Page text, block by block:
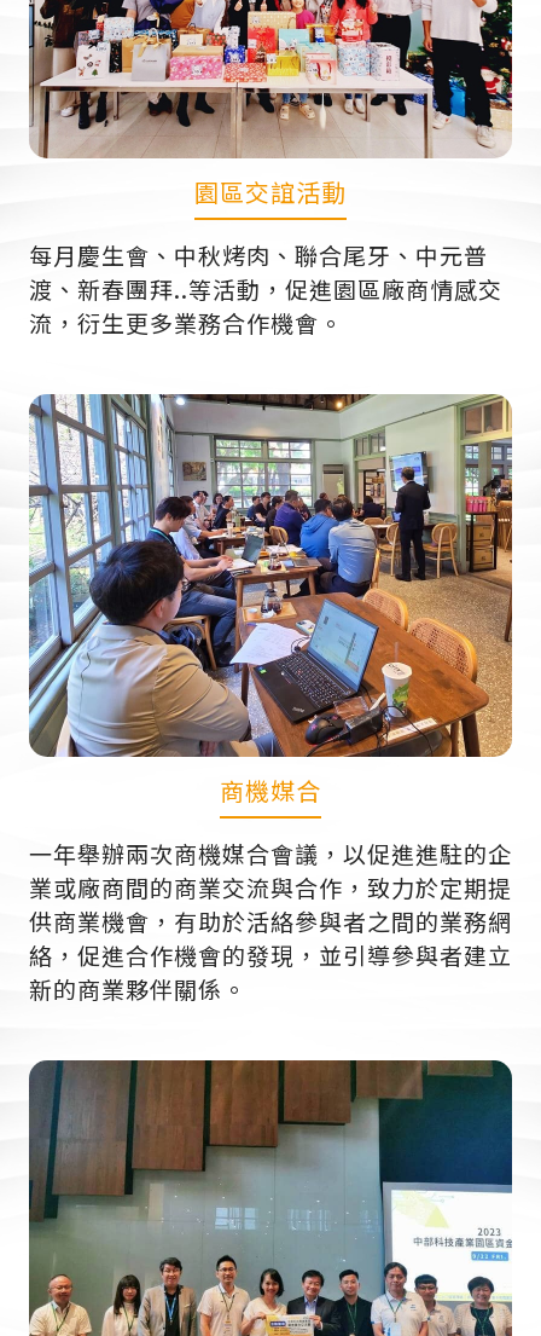
園區交誼活動
每月慶生會、中秋烤肉、聯合尾牙、中元普
渡、新春團拜..等活動，促進園區廠商情感交
流，衍生更多業務合作機會。
商機媒合
一年舉辦兩次商機媒合會議，以促進進駐的企
業或廠商間的商業交流與合作，致力於定期提
供商業機會，有助於活絡參與者之間的業務網
絡，促進合作機會的發現，並引導參與者建立
新的商業夥伴關係。